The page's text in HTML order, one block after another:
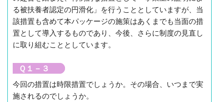
る被扶養者認定の円滑化」を行うこととしていますが、当
該措置も含めて本パッケージの施策はあくまでも当面の措
置として導入するものであり、今後、さらに制度の見直し
に取り組むこととしています。
Ｑ１－３
今回の措置は時限措置でしょうか。その場合、いつまで実
施されるのでしょうか。